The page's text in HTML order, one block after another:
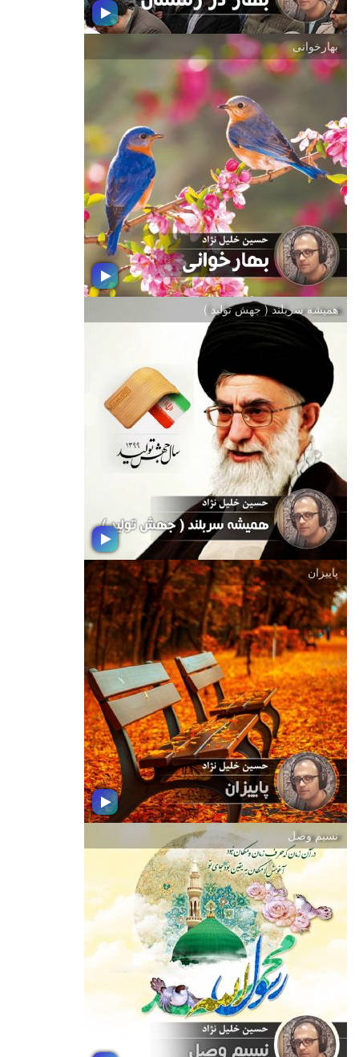
بهار در زمستان
در چهل ویكمین فجر پیروزی انقلاب
اسلامی دعوتید به شنیدن مجموعه جذابی
از تصنیف و ترانه با موضوع ایران و
انقلاب اسلامی
بهارخوانی
بهارخوانی
در آغار بهار 1399 ؛ همراه ما باشید با
مجموعه ای ترانه و تصنیف بهاری به
سلیقه حسین خلیل نژاد تهیه كننده رادیو
همیشه سربلند ( جهش تولید )
همیشه سربلند ( جهش تولید )
در روزهای نخستین سال 1399 هجری
خورشیدی با بسته موسیقی همیشه
سربلند ویژه گرامیداشت شعار سال
(جهش تولید ) همراه ما باشید.
پاییزان
پاییزان
یك بسته یك ساعته موسیقی به رنگ
برگریزان هزار رنگ پاییزی به انتخاب
حسین خلیل نژاد تهیه كننده رادیو جوان
نسیم وصل